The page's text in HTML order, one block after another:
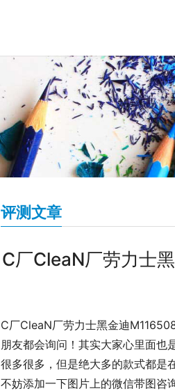
评测文章
C厂CleaN厂劳力士
C厂CleaN厂劳力士黑金迪
朋友都会询问！其实大家心里面也
很多很多，但是绝大多的款式都是
不妨添加一下图片上的微信带图咨